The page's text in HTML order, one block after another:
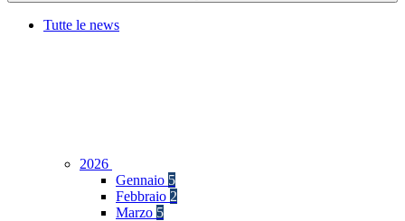
Tutte le news
2026
Gennaio 5
Febbraio 2
Marzo 5